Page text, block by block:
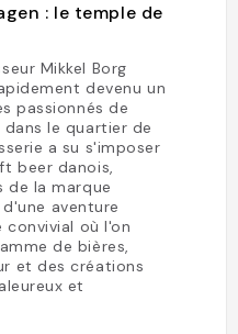
: le temple de
Mikkel Borg
devenu un
passionnés de
le quartier de
a su s'imposer
beer danois,
de la marque
aventure
convivial où l'on
de bières,
et des créations
et